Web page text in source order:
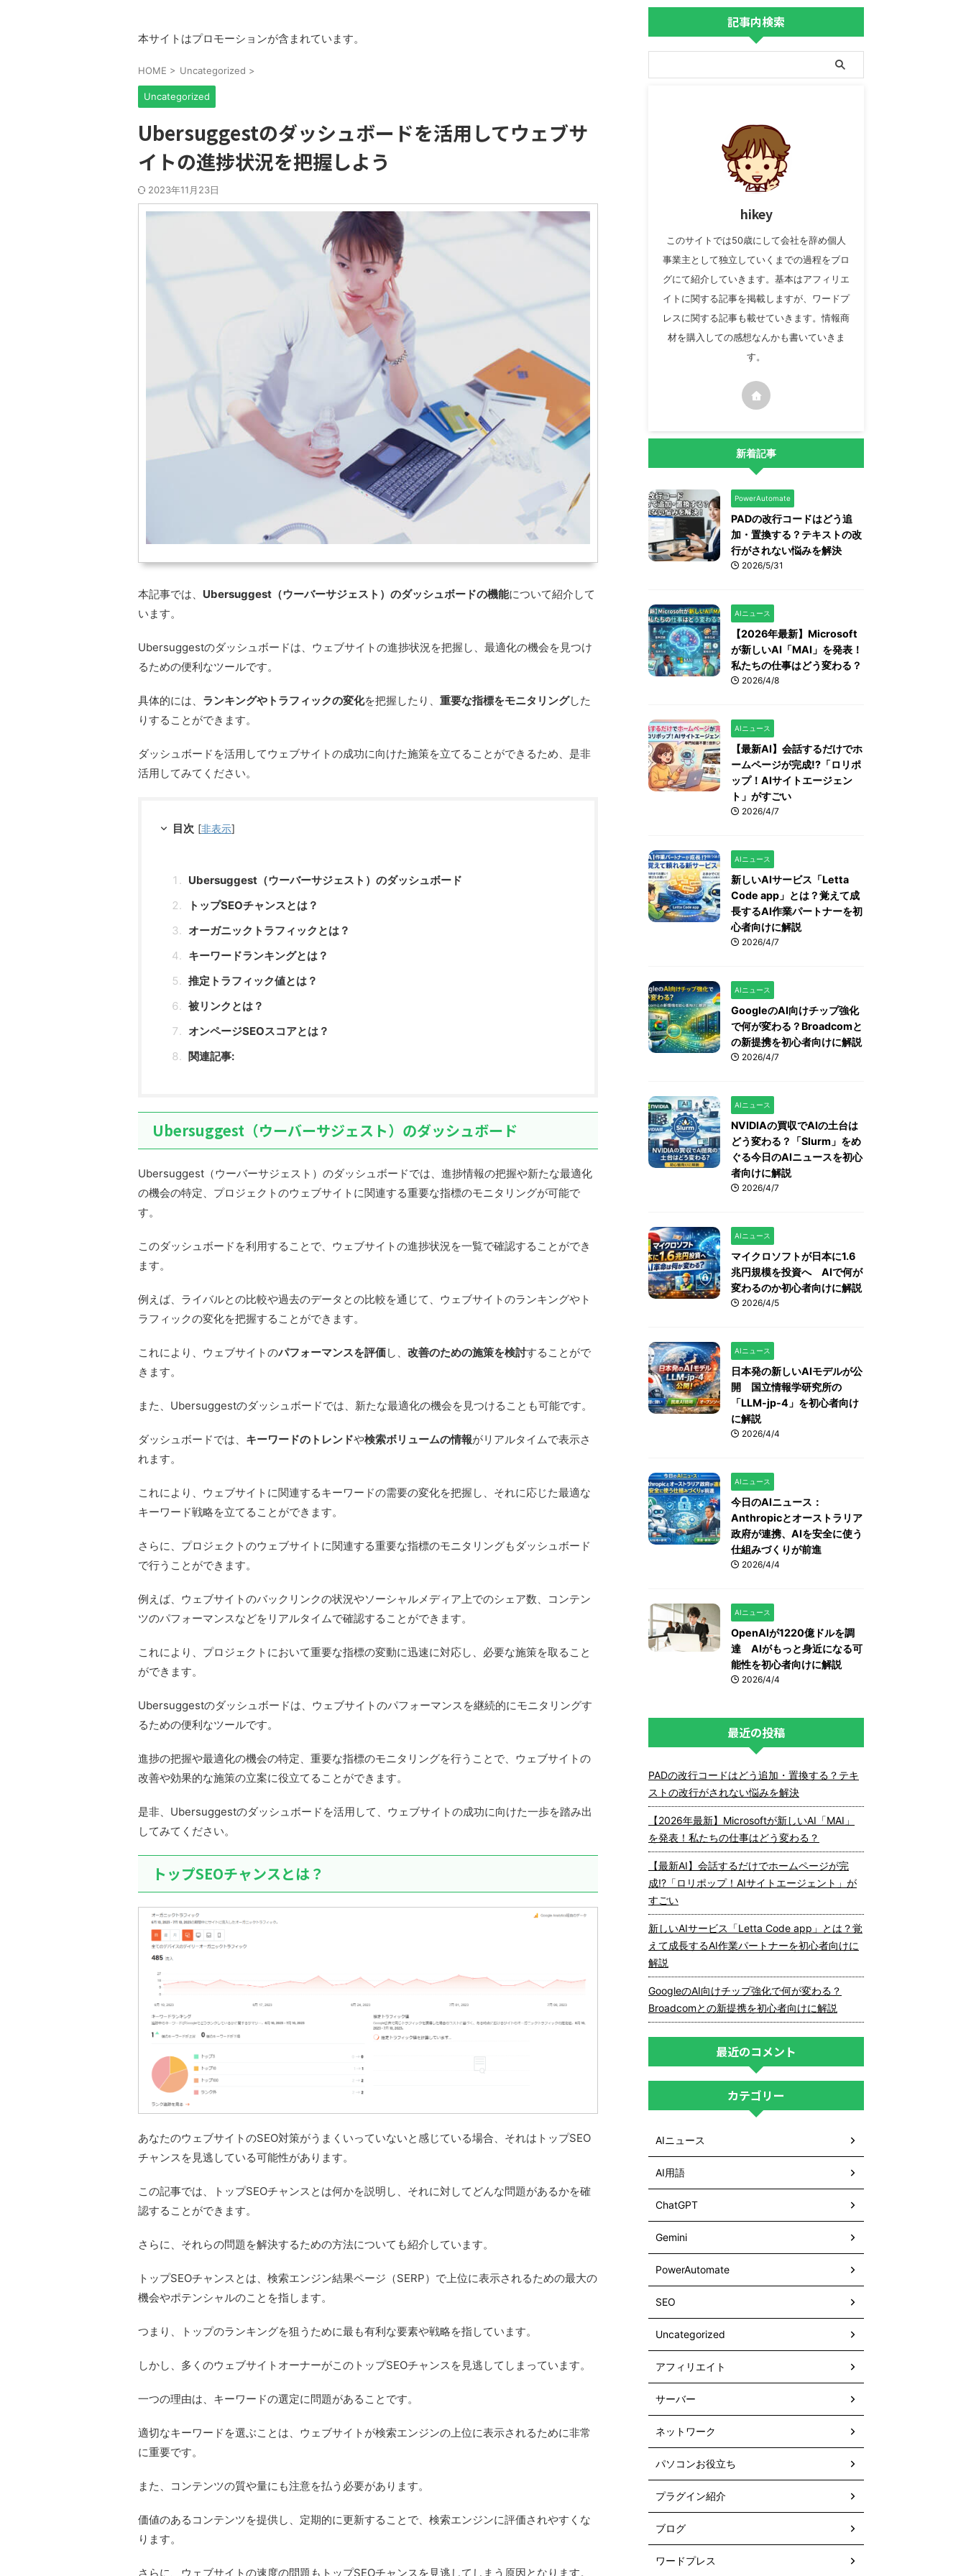
本サイトはプロモーションが含まれています。
HOME > Uncategorized >
Uncategorized
Ubersuggestのダッシュボードを活用してウェブサ
イトの進捗状況を把握しよう
2023年11月23日
本記事では、 Ubersuggest（ウーバーサジェスト）のダッシュボードの機能について紹介して
います。
Ubersuggestのダッシュボードは、ウェブサイトの進捗状況を把握し、最適化の機会を見つけ
るための便利なツールです。
具体的には、 ランキングやトラフィックの変化を把握したり、 重要な指標をモニタリングした
りすることができます。
ダッシュボードを活用してウェブサイトの成功に向けた施策を立てることができるため、是非
活用してみてください。
目次 [非表示]
Ubersuggest（ウーバーサジェスト）のダッシュボード
トップSEOチャンスとは？
オーガニックトラフィックとは？
キーワードランキングとは？
推定トラフィック値とは？
被リンクとは？
オンページSEOスコアとは？
関連記事:
Ubersuggest（ウーバーサジェスト）のダッシュボード
Ubersuggest（ウーバーサジェスト）のダッシュボードでは、進捗情報の把握や新たな最適化
の機会の特定、プロジェクトのウェブサイトに関連する重要な指標のモニタリングが可能で
す。
このダッシュボードを利用することで、ウェブサイトの進捗状況を一覧で確認することができ
ます。
例えば、ライバルとの比較や過去のデータとの比較を通じて、ウェブサイトのランキングやト
ラフィックの変化を把握することができます。
これにより、ウェブサイトのパフォーマンスを評価し、 改善のための施策を検討することがで
きます。
また、Ubersuggestのダッシュボードでは、新たな最適化の機会を見つけることも可能です。
ダッシュボードでは、 キーワードのトレンドや検索ボリュームの情報がリアルタイムで表示さ
れます。
これにより、ウェブサイトに関連するキーワードの需要の変化を把握し、それに応じた最適な
キーワード戦略を立てることができます。
さらに、プロジェクトのウェブサイトに関連する重要な指標のモニタリングもダッシュボード
で行うことができます。
例えば、ウェブサイトのバックリンクの状況やソーシャルメディア上でのシェア数、コンテン
ツのパフォーマンスなどをリアルタイムで確認することができます。
これにより、プロジェクトにおいて重要な指標の変動に迅速に対応し、必要な施策を取ること
ができます。
Ubersuggestのダッシュボードは、ウェブサイトのパフォーマンスを継続的にモニタリングす
るための便利なツールです。
進捗の把握や最適化の機会の特定、重要な指標のモニタリングを行うことで、ウェブサイトの
改善や効果的な施策の立案に役立てることができます。
是非、Ubersuggestのダッシュボードを活用して、ウェブサイトの成功に向けた一歩を踏み出
してみてください。
トップSEOチャンスとは？
あなたのウェブサイトのSEO対策がうまくいっていないと感じている場合、それはトップSEO
チャンスを見逃している可能性があります。
この記事では、トップSEOチャンスとは何かを説明し、それに対してどんな問題があるかを確
認することができます。
さらに、それらの問題を解決するための方法についても紹介しています。
トップSEOチャンスとは、検索エンジン結果ページ（SERP）で上位に表示されるための最大の
機会やポテンシャルのことを指します。
つまり、トップのランキングを狙うために最も有利な要素や戦略を指しています。
しかし、多くのウェブサイトオーナーがこのトップSEOチャンスを見逃してしまっています。
一つの理由は、キーワードの選定に問題があることです。
適切なキーワードを選ぶことは、ウェブサイトが検索エンジンの上位に表示されるために非常
に重要です。
また、コンテンツの質や量にも注意を払う必要があります。
価値のあるコンテンツを提供し、定期的に更新することで、検索エンジンに評価されやすくな
ります。
さらに、ウェブサイトの速度の問題もトップSEOチャンスを見逃してしまう原因となります。
記事内検索
hikey
このサイトでは50歳にして会社を辞め個人
事業主として独立していくまでの過程をブロ
グにて紹介していきます。基本はアフィリエ
イトに関する記事を掲載しますが、ワードプ
レスに関する記事も載せていきます。情報商
材を購入しての感想なんかも書いていきま
す。
新着記事
PowerAutomate
PADの改行コードはどう追
加・置換する？テキストの改
行がされない悩みを解決
2026/5/31
AIニュース
【2026年最新】Microsoft
が新しいAI「MAI」を発表！
私たちの仕事はどう変わる？
2026/4/8
AIニュース
【最新AI】会話するだけでホ
ームページが完成!?「ロリポ
ップ！AIサイトエージェン
ト」がすごい
2026/4/7
AIニュース
新しいAIサービス「Letta
Code app」とは？覚えて成
長するAI作業パートナーを初
心者向けに解説
2026/4/7
AIニュース
GoogleのAI向けチップ強化
で何が変わる？Broadcomと
の新提携を初心者向けに解説
2026/4/7
AIニュース
NVIDIAの買収でAIの土台は
どう変わる？「Slurm」をめ
ぐる今日のAIニュースを初心
者向けに解説
2026/4/7
AIニュース
マイクロソフトが日本に1.6
兆円規模を投資へ AIで何が
変わるのか初心者向けに解説
2026/4/5
AIニュース
日本発の新しいAIモデルが公
開 国立情報学研究所の
「LLM-jp-4」を初心者向け
に解説
2026/4/4
AIニュース
今日のAIニュース：
Anthropicとオーストラリア
政府が連携、AIを安全に使う
仕組みづくりが前進
2026/4/4
AIニュース
OpenAIが1220億ドルを調
達 AIがもっと身近になる可
能性を初心者向けに解説
2026/4/4
最近の投稿
PADの改行コードはどう追加・置換する？テキ
ストの改行がされない悩みを解決
【2026年最新】Microsoftが新しいAI「MAI」
を発表！私たちの仕事はどう変わる？
【最新AI】会話するだけでホームページが完
成!?「ロリポップ！AIサイトエージェント」が
すごい
新しいAIサービス「Letta Code app」とは？覚
えて成長するAI作業パートナーを初心者向けに
解説
GoogleのAI向けチップ強化で何が変わる？
Broadcomとの新提携を初心者向けに解説
最近のコメント
カテゴリー
AIニュース
AI用語
ChatGPT
Gemini
PowerAutomate
SEO
Uncategorized
アフィリエイト
サーバー
ネットワーク
パソコンお役立ち
プラグイン紹介
ブログ
ワードプレス